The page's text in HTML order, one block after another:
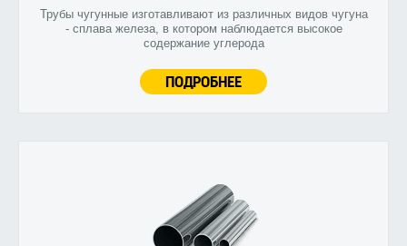
Трубы чугунные изготавливают из различных видов чугуна
- сплава железа, в котором наблюдается высокое
содержание углерода
ПОДРОБНЕЕ